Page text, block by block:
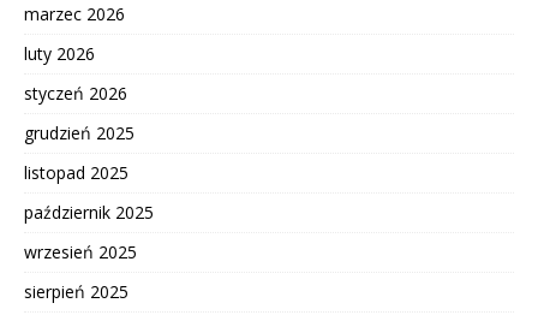
marzec 2026
luty 2026
styczeń 2026
grudzień 2025
listopad 2025
październik 2025
wrzesień 2025
sierpień 2025